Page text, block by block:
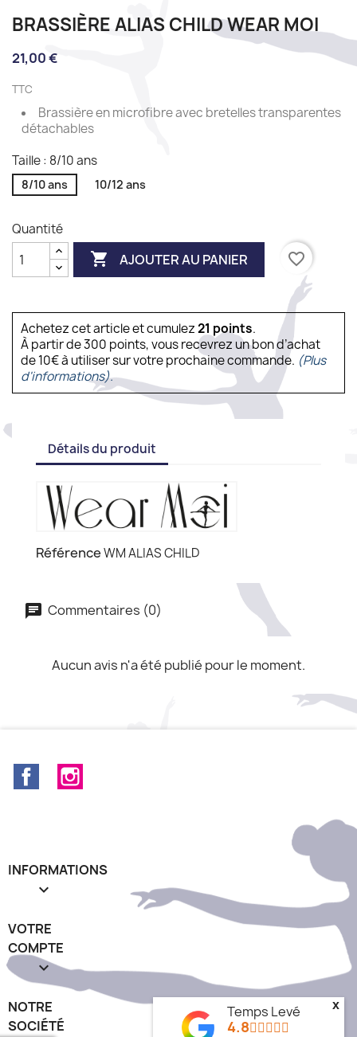
BRASSIÈRE ALIAS CHILD WEAR MOI
21,00 €
TTC
Brassière en microfibre avec bretelles transparentes
détachables
Taille : 8/10 ans
8/10 ans 10/12 ans
Quantité
 AJOUTER AU PANIER favorite_border
Achetez cet article et cumulez21 points.
À partir de 300 points, vous recevrez un bon d’achat
de 10€ à utiliser sur votre prochaine commande. (Plus
d'informations).
Détails du produit
RéférenceWM ALIAS CHILD
Commentaires (0)
Aucun avis n'a été publié pour le moment.
Facebook
INFORMATIONS

VOTRE
COMPTE

NOTRE
SOCIÉTÉ
Temps Levé
4.8
x